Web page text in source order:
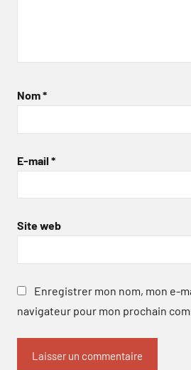
Nom*
E-mail *
Site web
Enregistrer mon nom, mon e-
navigateur pour mon prochain